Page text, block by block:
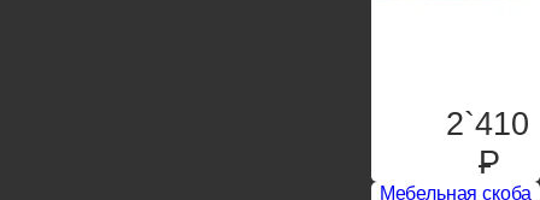
2`410
P
Мебельная скоба